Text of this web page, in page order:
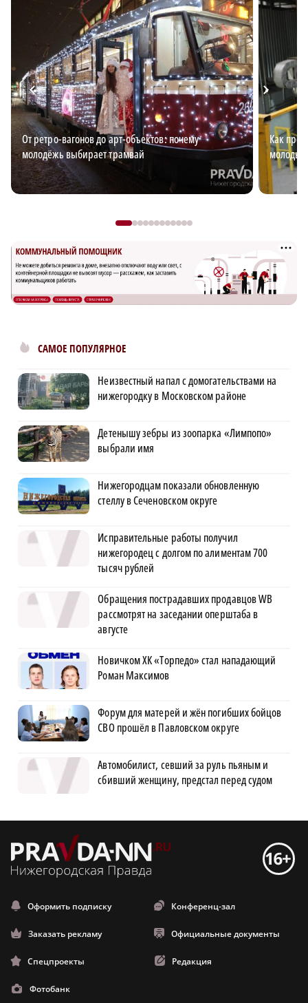
От ретро-вагонов до арт-объектов: почему
молодёжь выбирает трамвай
Как
молодых
САМОЕ ПОПУЛЯРНОЕ
Неизвестный напал с домогательствами на
нижегородку в Московском районе
Детенышу зебры из зоопарка «Лимпопо»
выбрали имя
Нижегородцам показали обновленную
стеллу в Сеченовском округе
Исправительные работы получил
нижегородец с долгом по алиментам 700
тысяч рублей
Обращения пострадавших продавцов WB
рассмотрят на заседании оперштаба в
августе
Новичком ХК «Торпедо» стал нападающий
Роман Максимов
Форум для матерей и жён погибших бойцов
СВО прошёл в Павловском округе
Автомобилист, севший за руль пьяным и
сбивший женщину, предстал перед судом
Оформить подписку Конференц-зал
Заказать рекламу Официальные документы
Спецпроекты Редакция
Фотобанк